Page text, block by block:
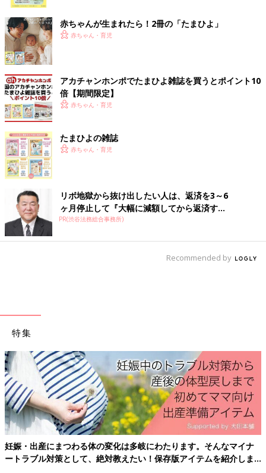
甘めデザインが好きなキッズに♪ ハートやフリルが
可愛い裏毛トレーナー
こちらはma_7aa_さんが紹介している、しまむらの裏毛トレーナ
ー。ロゴがサガラ刺しゅうで立体的になっていたり、サイドにフ
リルが付いていたりと、とっても可愛いデザインです♪ モノトー
ンなのでどんなボトムスとも合わせやすいですが、ホワイトのト
レーナーは淡いピンクやブラック、グレーなどと相性バッチリ！
ブラックのトレーナーは、ホワイトやベージュ、ブルーのアイテ
ムと合わせると◎
淡い色味が魅力的！パッチワーク柄がオシャレすぎ
る裏毛トレーナー
赤ちゃんが生まれたら！2冊の「たまひよ」
赤ちゃん・育児
アカチャンホンポでたまひよ雑誌を買うとポイント10
倍【期間限定】
赤ちゃん・育児
たまひよの雑誌
赤ちゃん・育児
リボ地獄から抜け出したい人は、返済を3～6
ヶ月停止して『大幅に減額してから返済す...
PR(渋谷法務総合事務所)
Recommended by
特集
妊娠・出産にまつわる体の変化は多岐にわたります。そんなマイナ
ートラブル対策として、絶対教えたい！保存版アイテムを紹介しま